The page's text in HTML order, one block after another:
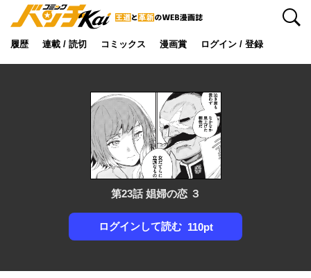
履歴 連載 / 読切 コミックス 漫画賞 ログイン / 登録
検索
第23話 娼婦の恋 ３
ログインして読む 110pt